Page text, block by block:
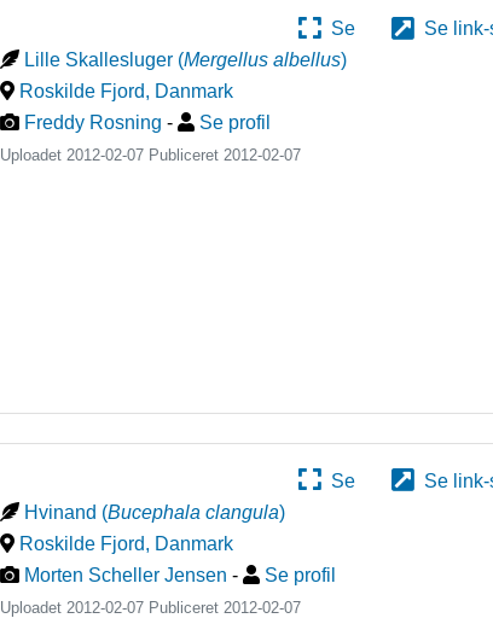
Se
Se
Lille Skallesluger (Mergellus albellus)
Roskilde Fjord, Danmark
Freddy Rosning - Se profil
Uploadet 2012-02-07 Publiceret2012-02-07
Se
Se
Hvinand (Bucephala clangula)
Roskilde Fjord, Danmark
Morten Scheller Jensen - Se profil
Uploadet 2012-02-07 Publiceret 2012-02-07